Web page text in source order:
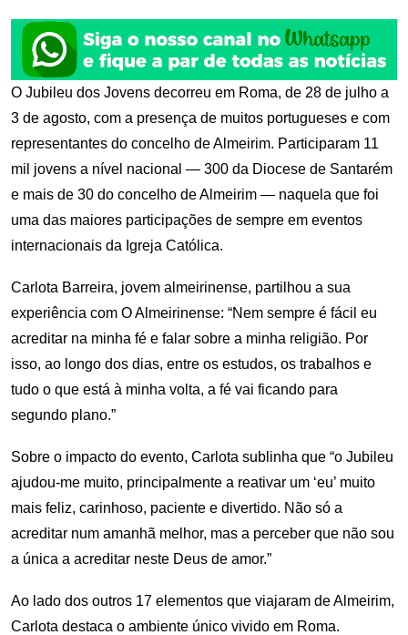
O Jubileu dos Jovens decorreu em Roma, de 28 de julho a
3 de agosto, com a presença de muitos portugueses e com
representantes do concelho de Almeirim. Participaram 11
mil jovens a nível nacional — 300 da Diocese de Santarém
e mais de 30 do concelho de Almeirim — naquela que foi
uma das maiores participações de sempre em eventos
internacionais da Igreja Católica.
Carlota Barreira, jovem almeirinense, partilhou a sua
experiência com O Almeirinense: “Nem sempre é fácil eu
acreditar na minha fé e falar sobre a minha religião. Por
isso, ao longo dos dias, entre os estudos, os trabalhos e
tudo o que está à minha volta, a fé vai ficando para
segundo plano.”
Sobre o impacto do evento, Carlota sublinha que “o Jubileu
ajudou-me muito, principalmente a reativar um ‘eu’ muito
mais feliz, carinhoso, paciente e divertido. Não só a
acreditar num amanhã melhor, mas a perceber que não sou
a única a acreditar neste Deus de amor.”
Ao lado dos outros 17 elementos que viajaram de Almeirim,
Carlota destaca o ambiente único vivido em Roma.